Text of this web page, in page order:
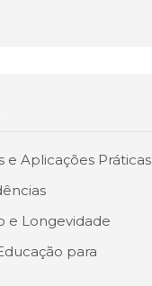
e Aplicações Práticas
e Longevidade
para